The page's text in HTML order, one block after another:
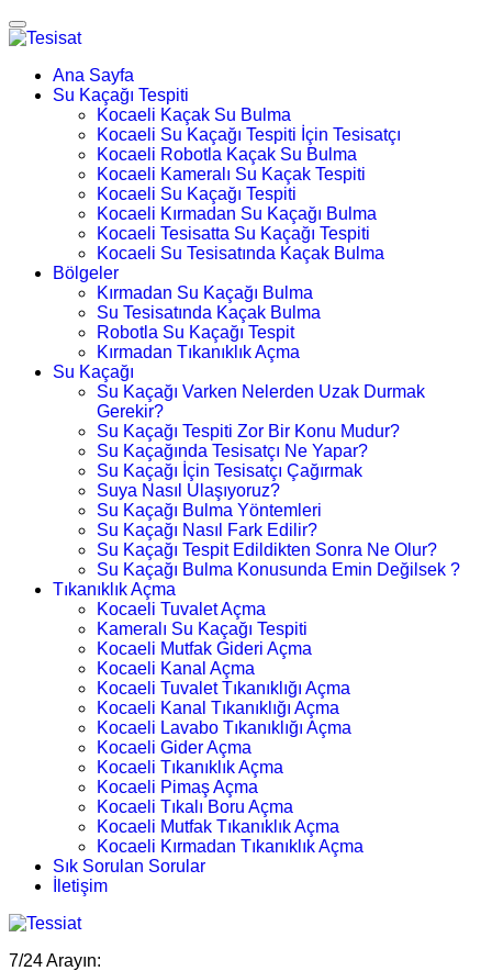
Ana Sayfa
Su Kaçağı Tespiti
Kocaeli Kaçak Su Bulma
Kocaeli Su Kaçağı Tespiti İçin Tesisatçı
Kocaeli Robotla Kaçak Su Bulma
Kocaeli Kameralı Su Kaçak Tespiti
Kocaeli Su Kaçağı Tespiti
Kocaeli Kırmadan Su Kaçağı Bulma
Kocaeli Tesisatta Su Kaçağı Tespiti
Kocaeli Su Tesisatında Kaçak Bulma
Bölgeler
Kırmadan Su Kaçağı Bulma
Su Tesisatında Kaçak Bulma
Robotla Su Kaçağı Tespit
Kırmadan Tıkanıklık Açma
Su Kaçağı
Su Kaçağı Varken Nelerden Uzak Durmak
Gerekir?
Su Kaçağı Tespiti Zor Bir Konu Mudur?
Su Kaçağında Tesisatçı Ne Yapar?
Su Kaçağı İçin Tesisatçı Çağırmak
Suya Nasıl Ulaşıyoruz?
Su Kaçağı Bulma Yöntemleri
Su Kaçağı Nasıl Fark Edilir?
Su Kaçağı Tespit Edildikten Sonra Ne Olur?
Su Kaçağı Bulma Konusunda Emin Değilsek ?
Tıkanıklık Açma
Kocaeli Tuvalet Açma
Kameralı Su Kaçağı Tespiti
Kocaeli Mutfak Gideri Açma
Kocaeli Kanal Açma
Kocaeli Tuvalet Tıkanıklığı Açma
Kocaeli Kanal Tıkanıklığı Açma
Kocaeli Lavabo Tıkanıklığı Açma
Kocaeli Gider Açma
Kocaeli Tıkanıklık Açma
Kocaeli Pimaş Açma
Kocaeli Tıkalı Boru Açma
Kocaeli Mutfak Tıkanıklık Açma
Kocaeli Kırmadan Tıkanıklık Açma
Sık Sorulan Sorular
İletişim
7/24 Arayın: